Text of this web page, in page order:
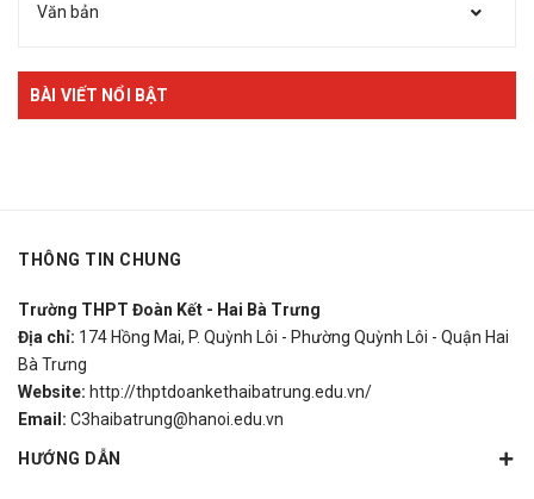
Văn bản
BÀI VIẾT NỔI BẬT
THÔNG TIN CHUNG
Trường THPT Đoàn Kết - Hai Bà Trưng
Địa chỉ: 174 Hồng Mai, P. Quỳnh Lôi - Phường Quỳnh Lôi - Quận Hai
Bà Trưng
Website: http://thptdoankethaibatrung.edu.vn/
Email: C3haibatrung@hanoi.edu.vn
HƯỚNG DẪN